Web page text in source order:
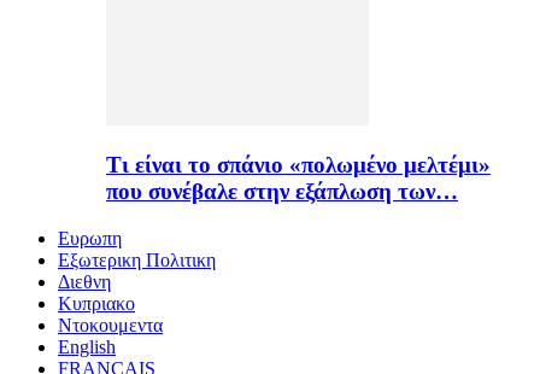
Τι είναι το σπάνιο «πολωμένο μελτέμι»
που συνέβαλε στην εξάπλωση των…
Ευρωπη
Εξωτερικη Πολιτικη
Διεθνη
Κυπριακο
Ντοκουμεντα
English
FRANÇAIS